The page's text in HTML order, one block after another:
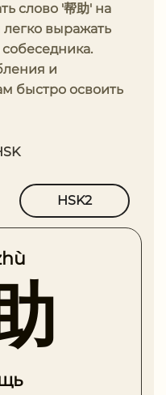
слово '帮助' на
выражать
и
быстро освоить
HSK2